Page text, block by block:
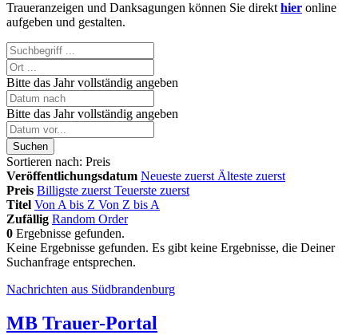
Traueranzeigen und Danksagungen können Sie direkt hier online
aufgeben und gestalten.
Bitte das Jahr vollständig angeben
Bitte das Jahr vollständig angeben
Suchen
Sortieren nach: Preis
Veröffentlichungsdatum Neueste zuerst Älteste zuerst
Preis Billigste zuerst Teuerste zuerst
Titel Von A bis Z Von Z bis A
Zufällig Random Order
0 Ergebnisse gefunden.
Keine Ergebnisse gefunden. Es gibt keine Ergebnisse, die Deiner
Suchanfrage entsprechen.
Nachrichten aus Südbrandenburg
MB Trauer-Portal